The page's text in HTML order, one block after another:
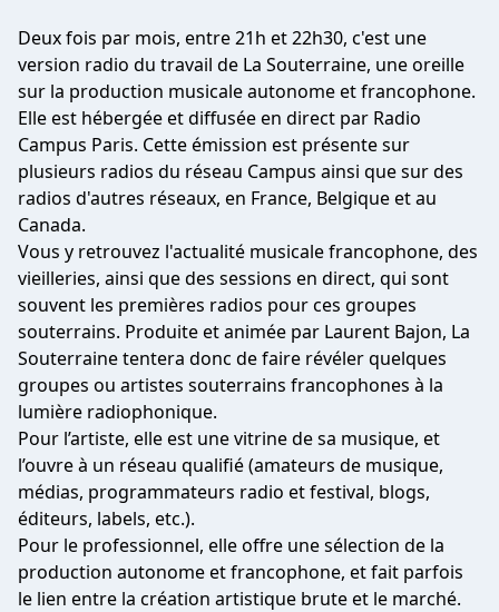
Deux fois par mois, entre 21h et 22h30, c'est une
version radio du travail de La Souterraine, une oreille
sur la production musicale autonome et francophone.
Elle est hébergée et diffusée en direct par Radio
Campus Paris. Cette émission est présente sur
plusieurs radios du réseau Campus ainsi que sur des
radios d'autres réseaux, en France, Belgique et au
Canada.
Vous y retrouvez l'actualité musicale francophone, des
vieilleries, ainsi que des sessions en direct, qui sont
souvent les premières radios pour ces groupes
souterrains. Produite et animée par Laurent Bajon, La
Souterraine tentera donc de faire révéler quelques
groupes ou artistes souterrains francophones à la
lumière radiophonique.
Pour l’artiste, elle est une vitrine de sa musique, et
l’ouvre à un réseau qualifié (amateurs de musique,
médias, programmateurs radio et festival, blogs,
éditeurs, labels, etc.).
Pour le professionnel, elle offre une sélection de la
production autonome et francophone, et fait parfois
le lien entre la création artistique brute et le marché.